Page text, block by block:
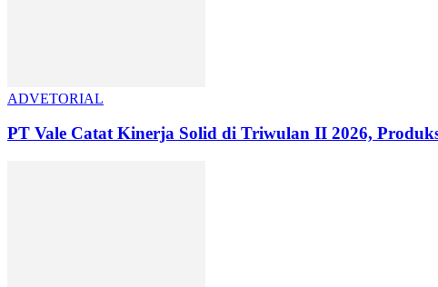
ADVETORIAL
PT Vale Catat Kinerja Solid di Triwulan II 2026,